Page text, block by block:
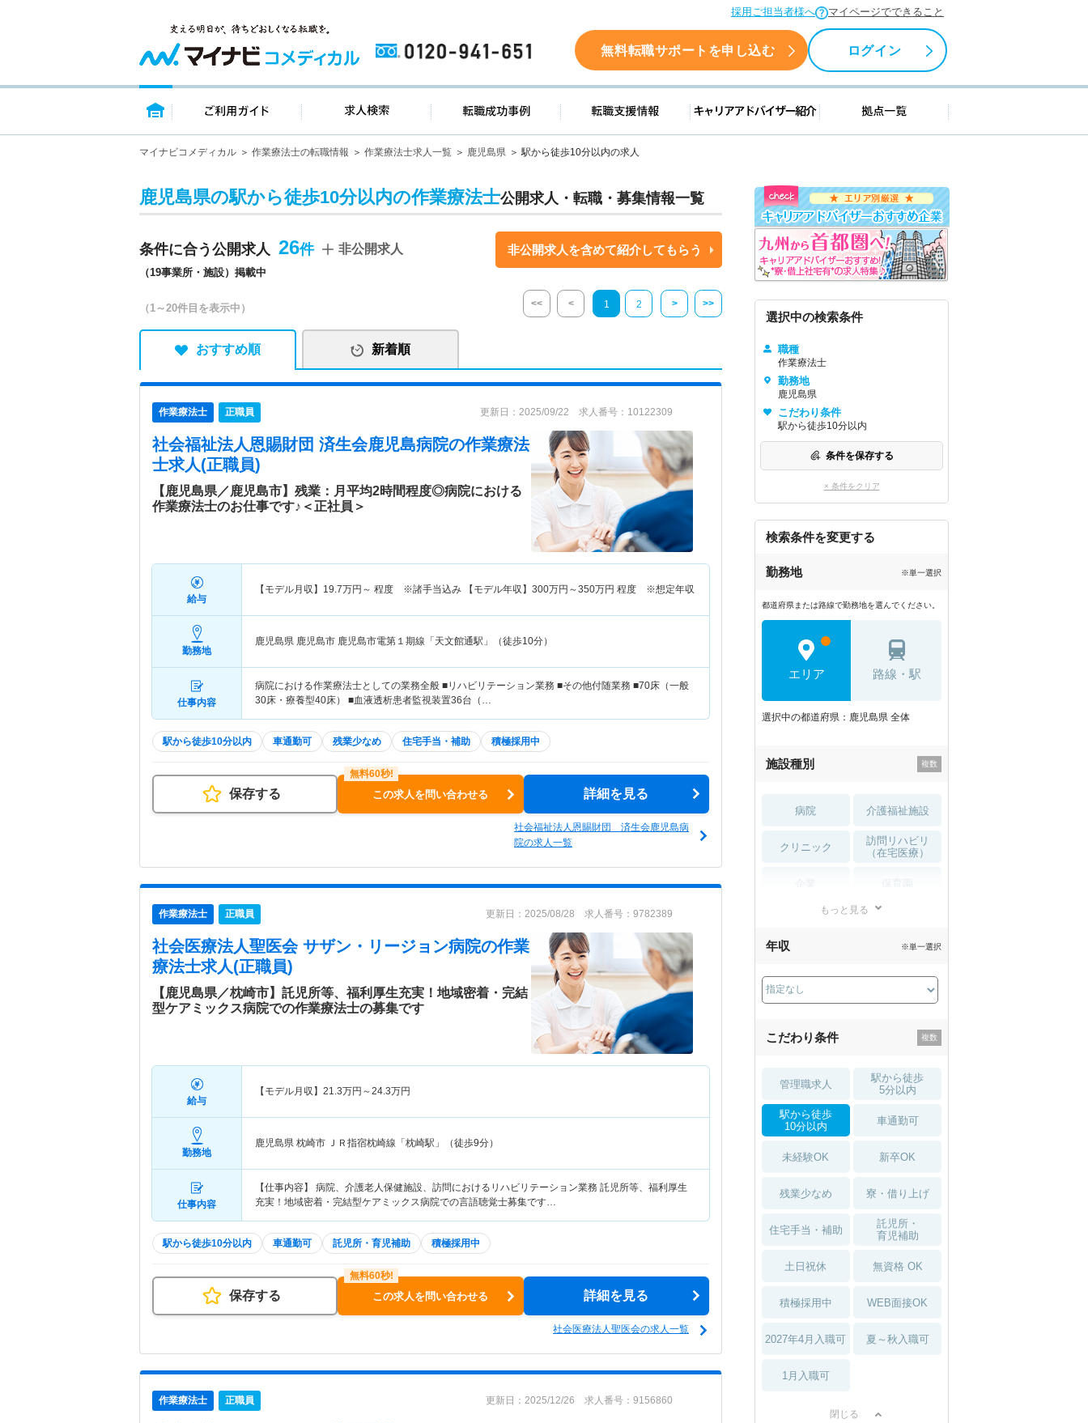
採用ご担当者様へ マイページでできること
0120-941-651 無料転職サポートを申し込む ログイン
トップページ ご利用ガイド 求人検索 転職成功事例 転職支援情報 キャリアアドバイザー紹介 拠点一覧
マイナビコメディカル 作業療法士の転職情報 作業療法士求人一覧 鹿児島県 駅から徒歩10分以内の求人
鹿児島県の駅から徒歩10分以内の作業療法士公開求人・転職・募集情報一覧
条件に合う公開求人 26
（19事業所・施設）掲載中
非公開求人 非公開求人を含めて紹介してもらう
（1～20件目を表示中） << < 1 2 > >>
おすすめ順 新着順
作業療法士 正職員 更新日：2025/09/22 求人番号：10122309
社会福祉法人恩賜財団 済生会鹿児島病院の作業療法
士求人(正職員)
【鹿児島県／鹿児島市】残業：月平均2時間程度◎病院における
作業療法士のお仕事です♪＜正社員＞
給与
【モデル月収】 19.7万円～ 程度 ※諸手当込み 【モデル年収】 300万円～350万円 程度 ※想定年収
勤務地
鹿児島県 鹿児島市 鹿児島市電第１期線「天文館通駅」（徒歩10分）
仕事内容
病院における作業療法士としての業務全般 ■リハビリテーション業務 ■その他付随業務 ■70床（一般
30床・療養型40床） ■血液透析患者監視装置36台（…
駅から徒歩10分以内 車通勤可 残業少なめ 住宅手当・補助 積極採用中
保存する この求人を問い合わせる 詳細を見る
社会福祉法人恩賜財団 済生会鹿児島病
院の求人一覧
作業療法士 正職員 更新日：2025/08/28 求人番号：9782389
社会医療法人聖医会 サザン・リージョン病院の作業
療法士求人(正職員)
【鹿児島県／枕崎市】託児所等、福利厚生充実！地域密着・完結
型ケアミックス病院での作業療法士の募集です
給与
【モデル月収】 21.3万円～24.3万円
勤務地
鹿児島県 枕崎市 ＪＲ指宿枕崎線「枕崎駅」（徒歩9分）
仕事内容
【仕事内容】 病院、介護老人保健施設、訪問におけるリハビリテーション業務 託児所等、福利厚生
充実！地域密着・完結型ケアミックス病院での言語聴覚士募集です…
駅から徒歩10分以内 車通勤可 託児所・育児補助 積極採用中
保存する この求人を問い合わせる 詳細を見る
社会医療法人聖医会の求人一覧
作業療法士 正職員 更新日：2025/12/26 求人番号：9156860
選択中の検索条件
職種
作業療法士
勤務地
鹿児島県
こだわり条件
駅から徒歩10分以内
条件を保存する
× 条件をクリア
検索条件を変更する
勤務地 ※単一選択
都道府県または路線で勤務地を選んでください。
エリア 路線・駅
選択中の都道府県：鹿児島県 全体
施設種別
病院 介護福祉施設
クリニック
訪問リハビリ
（在宅医療）
薬局・
もっと見る
年収 ※単一選択
こだわり条件
管理職求人
駅から徒歩
5分以内
駅から徒歩
10分以内
車通勤可
未経験OK 新卒OK
残業少なめ 寮・借り上げ
住宅手当・補助
託児所・
育児補助
土日祝休 無資格 OK
積極採用中 WEB面接OK
2027年4月入職可 夏～秋入職可
1月入職可
閉じる